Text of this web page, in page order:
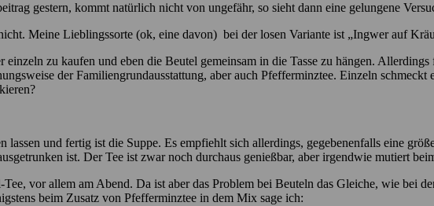
gestern, kommt natürlich nicht von ungefähr, so sieht dann eine gelungene
Meine Lieblingssorte (ok, eine davon) bei der losen Variante ist „Ingwer auf
zu kaufen und eben die Beutel gemeinsam in die Tasse zu hängen.
der Familiengrundausstattung, aber auch Pfefferminztee. Einzeln
lassen und fertig ist die Suppe. Es empfiehlt sich allerdings, gegebenenfalls eine
ist. Der Tee ist zwar noch durchaus genießbar, aber irgendwie mutiert
vor allem am Abend. Da ist aber das Problem bei Beuteln das Gleiche, wie bei
beim Zusatz von Pfefferminztee in dem Mix sage ich: